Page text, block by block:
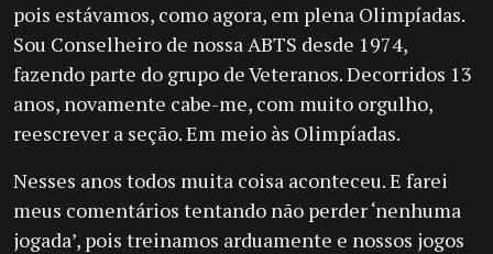
pois estávamos, como agora, em plena Olimpíadas.
Sou Conselheiro de nossa ABTS desde 1974,
fazendo parte do grupo de Veteranos. Decorridos 13
anos, novamente cabe-me, com muito orgulho,
reescrever a seção. Em meio às Olimpíadas.
Nesses anos todos muita coisa aconteceu. E farei
meus comentários tentando não perder ‘nenhuma
jogada’, pois treinamos arduamente e nossos jogos